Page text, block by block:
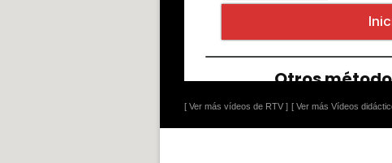
[ Ver más vídeos de RTV ] [ Ver más Vídeos